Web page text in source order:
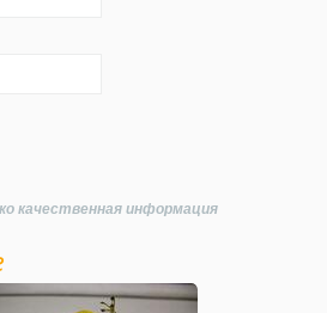
качественная информация